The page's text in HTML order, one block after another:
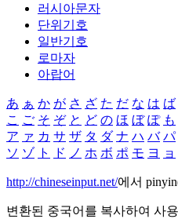
러시아문자
단위기호
일반기호
로마자
아랍어
あ ぁ か が さ ざ た だ な は ば
こ ご そ ぞ と ど の ほ ぼ ぽ も
ア ァ カ サ ザ タ ダ ナ ハ バ パ
ソ ゾ ト ド ノ ホ ボ ポ モ ヨ ョ
http://chineseinput.net/에서
변환된 중국어를 복사하여 사